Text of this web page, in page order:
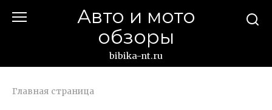
Авто и мото
обзоры
bibika-nt.ru
Главная страница